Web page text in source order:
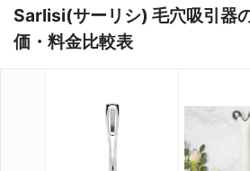
Sarlisi(サーリシ) 毛穴吸引器
価・料金比較表